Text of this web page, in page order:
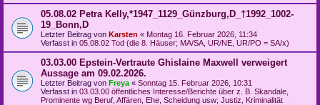
05.08.02 Petra Kelly,*1947_1129_Günzburg,D_†1992_1002-
19_Bonn,D
Letzter Beitrag von Karsten « Montag 16. Februar 2026, 11:34
Verfasst in 05.08.02 Tod (die 8. Häuser; MA/SA, UR/NE, UR/PO = SA/x)
03.03.00 Epstein-Vertraute Ghislaine Maxwell verweigert
Aussage am 09.02.2026.
Letzter Beitrag von Freya « Sonntag 15. Februar 2026, 10:31
Verfasst in 03.03.00 öffentliches Interesse/Berichte über z. B. Skandale,
Prominente wg Beruf, Affären, Ehe, Scheidung usw; Justiz, Kriminalität